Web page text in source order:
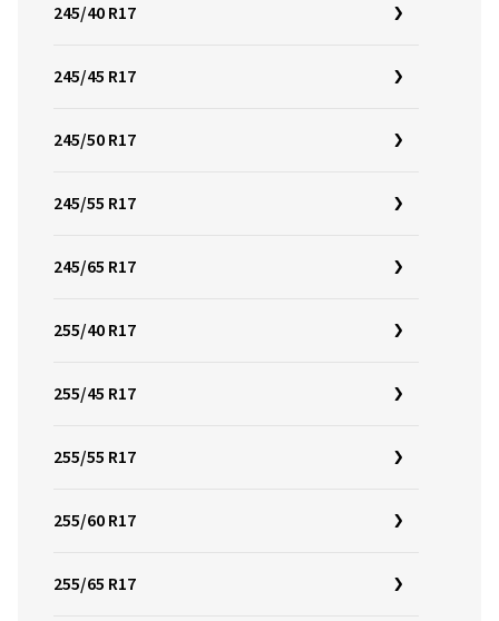
245/40 R17
245/45 R17
245/50 R17
245/55 R17
245/65 R17
255/40 R17
255/45 R17
255/55 R17
255/60 R17
255/65 R17